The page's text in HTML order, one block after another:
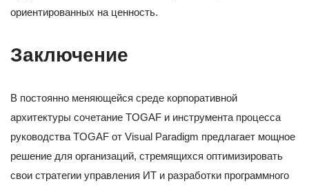
ориентированных на ценность.
Заключение
В постоянно меняющейся среде корпоративной
архитектуры сочетание TOGAF и инструмента процесса
руководства TOGAF от Visual Paradigm предлагает мощное
решение для организаций, стремящихся оптимизировать
свои стратегии управления ИТ и разработки программного